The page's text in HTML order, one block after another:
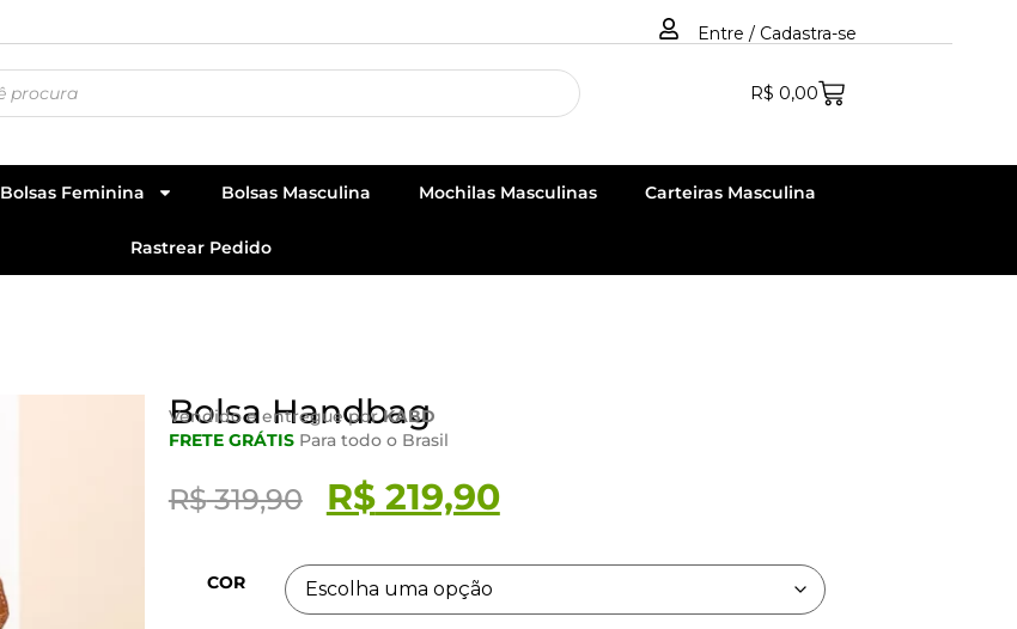
Entre / Cadastra-se
R$ 0,00
Bolsas Feminina Bolsas Masculina Mochilas Masculinas Carteiras Masculina
Rastrear Pedido
Bolsa Handbag
Vendido e entregue porKABD
FRETE GRÁTISPara todo o Brasil
R$319,90 R$219,90
COR